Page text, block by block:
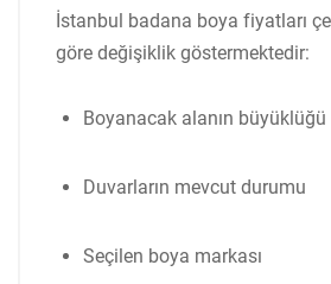
İstanbul badana boya fiyatları
göre değişiklik göstermektedir:
Boyanacak alanın büyüklüğü
Duvarların mevcut durumu
Seçilen boya markası